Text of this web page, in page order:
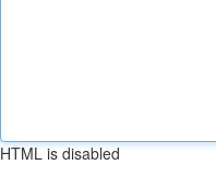
HTML is disabled